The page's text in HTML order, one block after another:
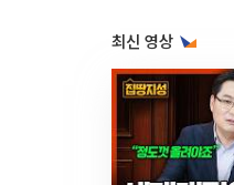
최신 영상